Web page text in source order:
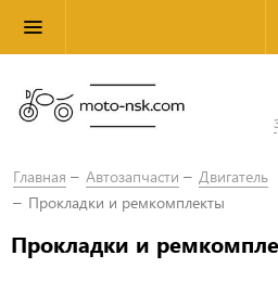
Главная Автозапчасти
Двигатель
Прокладки и ремкомплекты
Прокладки и